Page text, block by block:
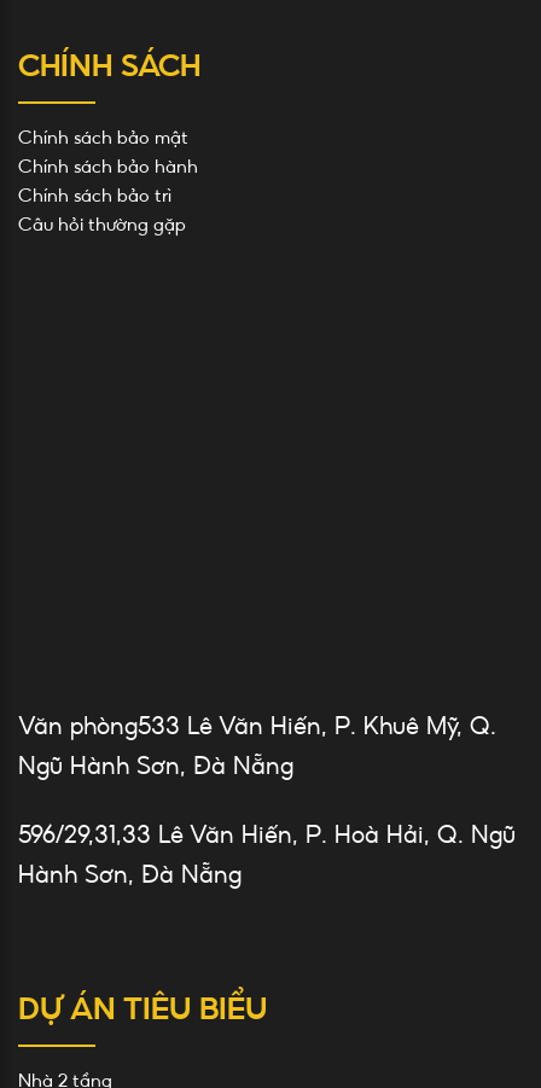
CHÍNH SÁCH
Chính sách bảo mật
Chính sách bảo hành
Chính sách bảo trì
Câu hỏi thường gặp
Văn phòng533 Lê Văn Hiến, P. Khuê Mỹ, Q.
Ngũ Hành Sơn, Đà Nẵng
596/29,31,33 Lê Văn Hiến, P. Hoà Hải, Q. Ngũ
Hành Sơn, Đà Nẵng
DỰ ÁN TIÊU BIỂU
Nhà 2 tầng